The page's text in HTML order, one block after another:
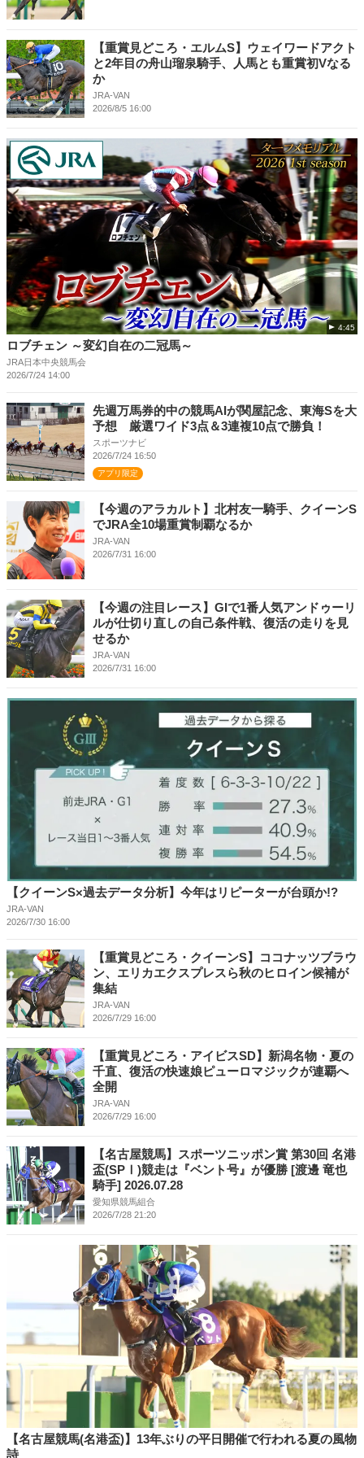
【重賞見どころ・エルムS】ウェイワードアクト
と2年目の舟山瑠泉騎手、人馬とも重賞初Vなる
か
JRA-VAN
2026/8/5 16:00
4:45
ロブチェン ～変幻自在の二冠馬～
JRA日本中央競馬会
2026/7/24 14:00
先週万馬券的中の競馬AIが関屋記念、東海Sを大
予想 厳選ワイド3点＆3連複10点で勝負！
スポーツナビ
2026/7/24 16:50
アプリ限定
【今週のアラカルト】北村友一騎手、クイーンS
でJRA全10場重賞制覇なるか
JRA-VAN
2026/7/31 16:00
【今週の注目レース】GIで1番人気アンドゥーリ
ルが仕切り直しの自己条件戦、復活の走りを見
せるか
JRA-VAN
2026/7/31 16:00
【クイーンS×過去データ分析】今年はリピーターが台頭か!?
JRA-VAN
2026/7/30 16:00
【重賞見どころ・クイーンS】ココナッツブラウ
ン、エリカエクスプレスら秋のヒロイン候補が
集結
JRA-VAN
2026/7/29 16:00
【重賞見どころ・アイビスSD】新潟名物・夏の
千直、復活の快速娘ピューロマジックが連覇へ
全開
JRA-VAN
2026/7/29 16:00
【名古屋競馬】スポーツニッポン賞 第30回 名港
盃(SPⅠ)競走は『ベント号』が優勝 [渡邊 竜也
騎手] 2026.07.28
愛知県競馬組合
2026/7/28 21:20
【名古屋競馬(名港盃)】13年ぶりの平日開催で行われる夏の風物
詩